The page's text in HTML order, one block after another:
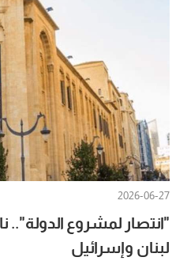
2026-06-27
"انتصار لمشروع الدولة"..
لبنان وإسرائيل